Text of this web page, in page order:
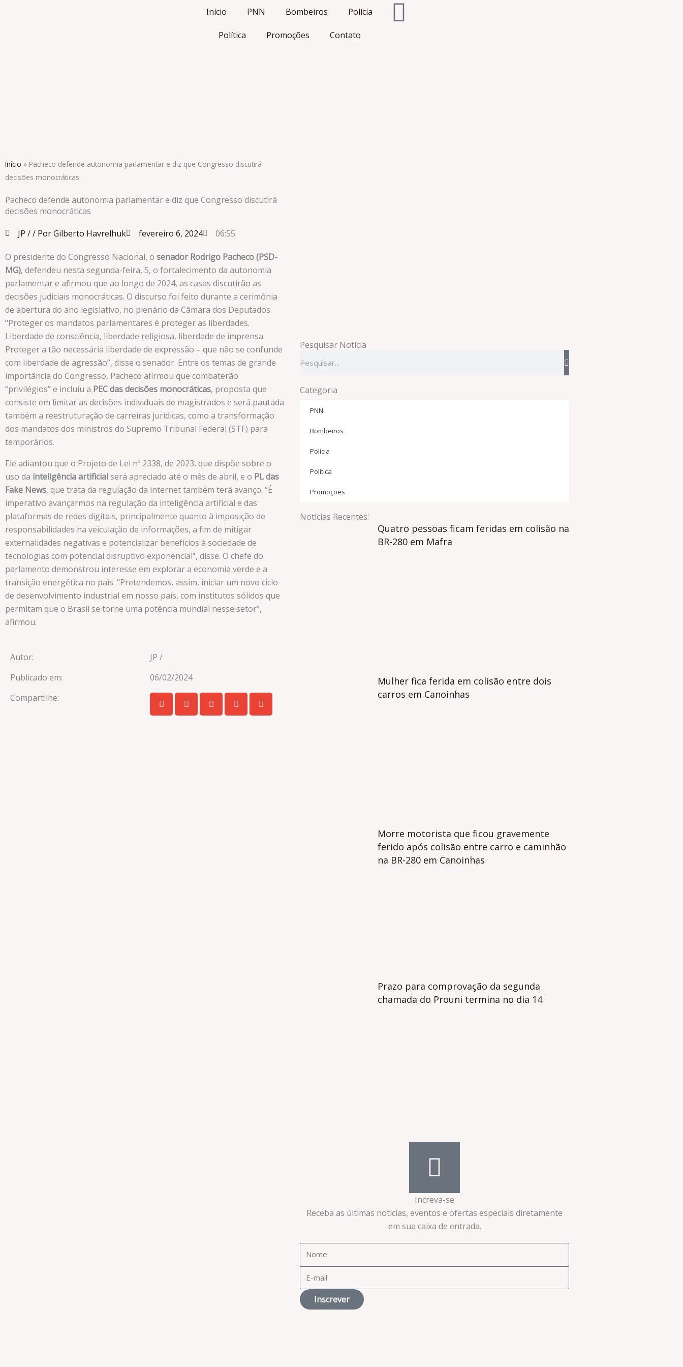
Início PNN Bombeiros Polícia
Política Promoções Contato
Início » Pacheco defende autonomia parlamentar e diz que Congresso discutirá
decisões monocráticas
Pacheco defende autonomia parlamentar e diz que Congresso discutirá
decisões monocráticas
JP // Por Gilberto Havrelhuk fevereiro 6, 2024 06:55
O presidente do Congresso Nacional, o senador Rodrigo Pacheco (PSD-
MG), defendeu nesta segunda-feira, 5, o fortalecimento da autonomia
parlamentar e afirmou que ao longo de 2024, as casas discutirão as
decisões judiciais monocráticas. O discurso foi feito durante a cerimônia
de abertura do ano legislativo, no plenário da Câmara dos Deputados.
“Proteger os mandatos parlamentares é proteger as liberdades.
Liberdade de consciência, liberdade religiosa, liberdade de imprensa.
Proteger a tão necessária liberdade de expressão – que não se confunde
com liberdade de agressão”, disse o senador. Entre os temas de grande
importância do Congresso, Pacheco afirmou que combaterão
“privilégios” e incluiu a PEC das decisões monocráticas, proposta que
consiste em limitar as decisões individuais de magistrados e será pautada
também a reestruturação de carreiras jurídicas, como a transformação
dos mandatos dos ministros do Supremo Tribunal Federal (STF) para
temporários.
Ele adiantou que o Projeto de Lei nº 2338, de 2023, que dispõe sobre o
uso da inteligência artificialserá apreciado até o mês de abril, e o PL das
Fake News, que trata da regulação da internet também terá avanço. “É
imperativo avançarmos na regulação da inteligência artificial e das
plataformas de redes digitais, principalmente quanto à imposição de
responsabilidades na veiculação de informações, a fim de mitigar
externalidades negativas e potencializar benefícios à sociedade de
tecnologias com potencial disruptivo exponencial”, disse. O chefe do
parlamento demonstrou interesse em explorar a economia verde e a
transição energética no país. “Pretendemos, assim, iniciar um novo ciclo
de desenvolvimento industrial em nosso país, com institutos sólidos que
permitam que o Brasil se torne uma potência mundial nesse setor”,
afirmou.
Autor:
JP /
Publicado em:
06/02/2024
Compartilhe:
Pesquisar Notícia
Categoria
PNN
Bombeiros
Polícia
Política
Promoções
Notícias Recentes:
Quatro pessoas ficam feridas em colisão na
BR-280 em Mafra
Mulher fica ferida em colisão entre dois
carros em Canoinhas
Morre motorista que ficou gravemente
ferido após colisão entre carro e caminhão
na BR-280 em Canoinhas
Prazo para comprovação da segunda
chamada do Prouni termina no dia 14
Increva-se
Receba as últimas notícias, eventos e ofertas especiais diretamente
em sua caixa de entrada.​
Inscrever